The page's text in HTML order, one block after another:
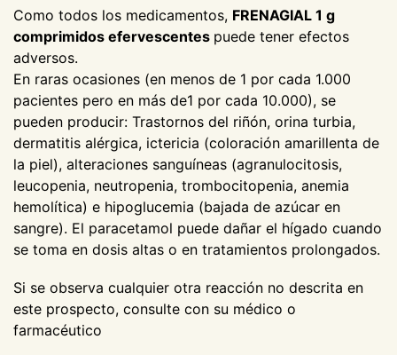
Como todos los medicamentos, FRENAGIAL 1 g
comprimidos efervescentes puede tener efectos
adversos.
En raras ocasiones (en menos de 1 por cada 1.000
pacientes pero en más de1 por cada 10.000), se
pueden producir: Trastornos del riñón, orina turbia,
dermatitis alérgica, ictericia (coloración amarillenta de
la piel), alteraciones sanguíneas (agranulocitosis,
leucopenia, neutropenia, trombocitopenia, anemia
hemolítica) e hipoglucemia (bajada de azúcar en
sangre). El paracetamol puede dañar el hígado cuando
se toma en dosis altas o en tratamientos prolongados.
Si se observa cualquier otra reacción no descrita en
este prospecto, consulte con su médico o
farmacéutico